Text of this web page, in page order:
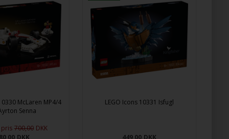
McLaren MP4/4
Senna
700,00 DKK
DKK
LEGO Icons 10331 Isfugl
449,00 DKK